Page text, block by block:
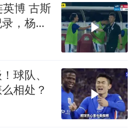
博 古斯
，杨铭
球队、
相处？